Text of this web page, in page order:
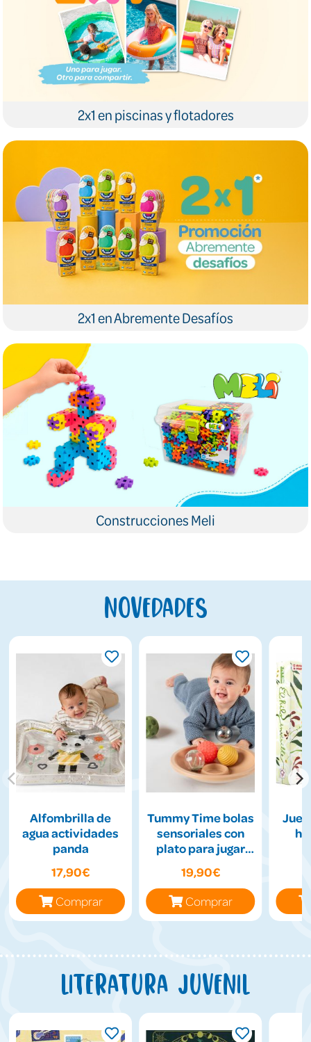
2x1 en piscinas y flotadores
2x1 en Abremente Desafíos
Construcciones Meli
Novedades
Alfombrilla de
agua actividades
panda
17,90€
Comprar
Tummy Time bolas
sensoriales con
plato para jugar
19,90€
Comprar
Literatura juvenil